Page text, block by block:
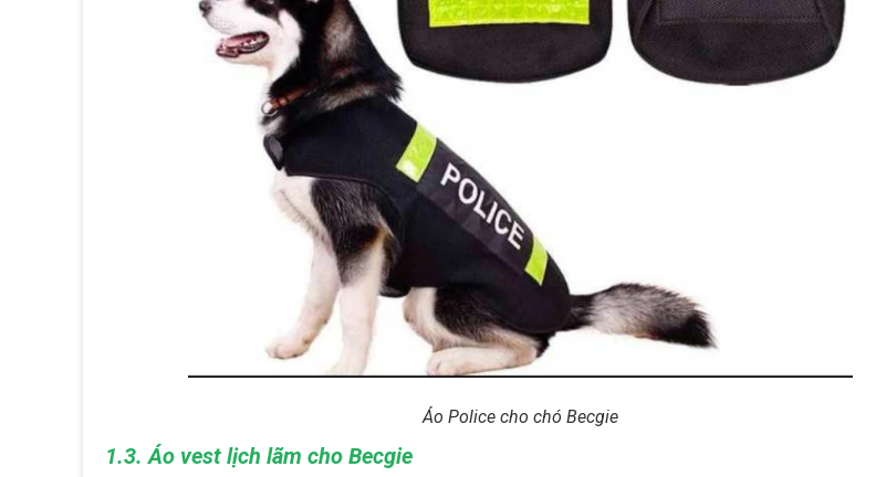
Áo Police cho chó Becgie
1.3. Áo vest lịch lãm cho Becgie